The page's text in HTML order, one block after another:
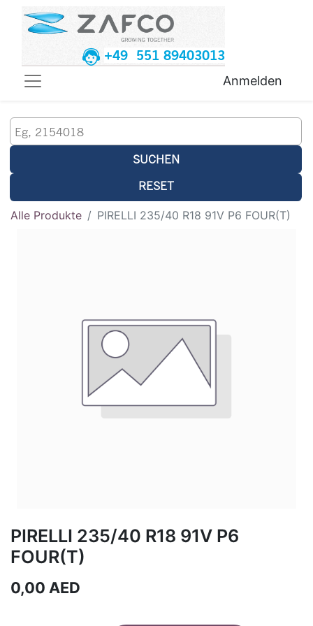
+49 551 89403013
Anmelden
SUCHEN
RESET
Alle Produkte PIRELLI 235/40 R18 91V P6 FOUR(T)
PIRELLI 235/40 R18 91V P6
FOUR(T)
0,00 AED